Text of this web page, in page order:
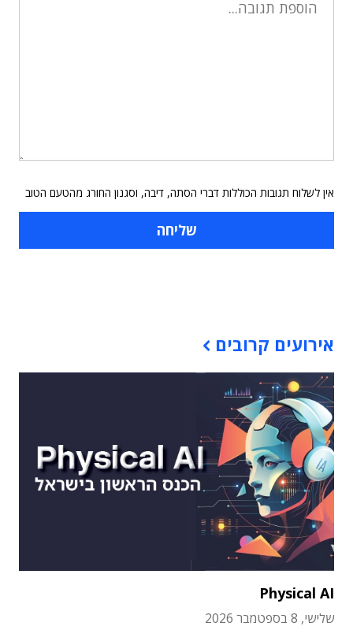
אין לשלוח תגובות הכוללות דברי הסתה, דיבה, וסגנון החורג מהטעם הטוב
אירועים קרובים
Physical AI
שלישי, 8 בספטמבר 2026